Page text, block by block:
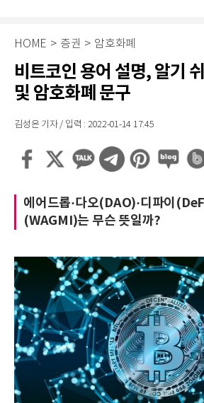
HOME > 증권 > 암호화폐
비트코인 용어 설명, 알기
및 암호화폐 문구
김성은 기자 / 입력 : 2022-01-14 17:45
에어드롭·다오(DAO)·디파이
(WAGMI)는 무슨 뜻일까?